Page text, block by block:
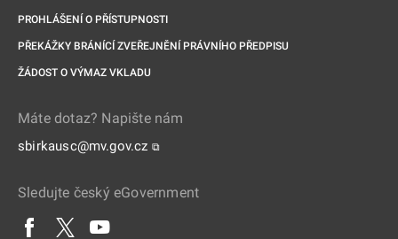
PROHLÁŠENÍ O PŘÍSTUPNOSTI
PŘEKÁŽKY BRÁNÍCÍ ZVEŘEJNĚNÍ PRÁVNÍHO PŘEDPISU
ŽÁDOST O VÝMAZ VKLADU
Máte dotaz? Napište nám
sbirkausc@mv.gov.cz ⧉
Sledujte český eGovernment